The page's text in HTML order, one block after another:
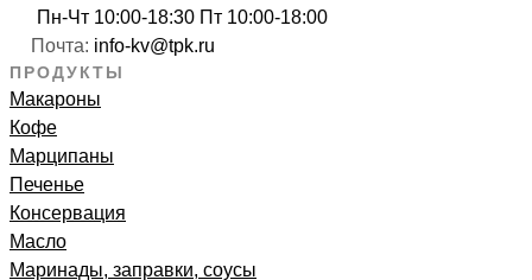
Пн-Чт 10:00-18:30 Пт 10:00-18:00
Почта: info-kv@tpk.ru
ПРОДУКТЫ
Макароны
Кофе
Марципаны
Печенье
Консервация
Масло
Маринады, заправки, соусы